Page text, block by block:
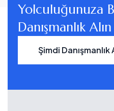
Yolculuğunuza
Danışmanlık Alın
Şimdi Danışmanlık